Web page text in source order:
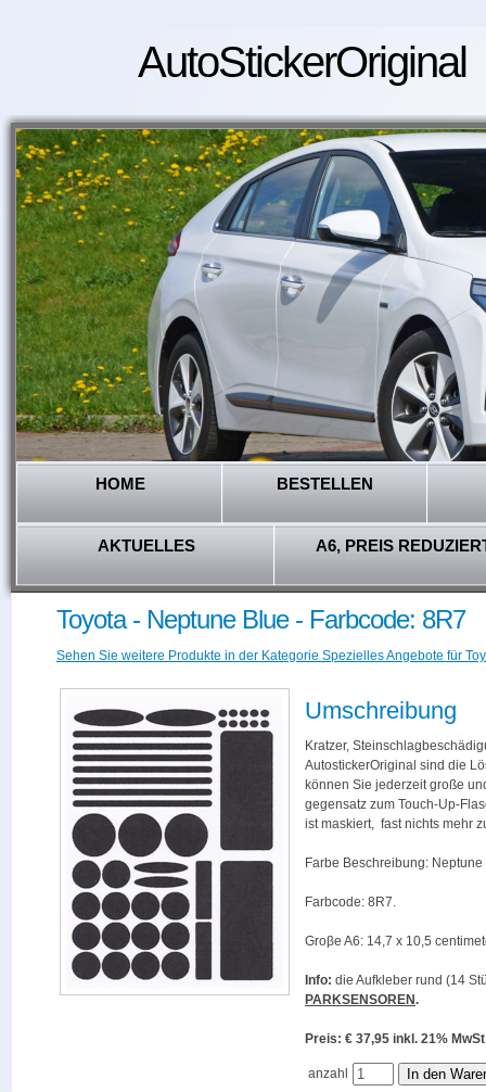
AutoStickerOriginal
HOME BESTELLEN
AKTUELLES A6, PREIS
Toyota - Neptune Blue - Farbcode: 8R7
Sehen Sie weitere Produkte in der Kategorie Spezielles Angebote für
Umschreibung
Kratzer,
AutostickerOriginal sind die
können Sie jederzeit große
gegensatz zum Touch-Up-
ist maskiert, fast nichts mehr
Farbe Beschreibung: Neptune
Farbcode: 8R7.
Groβe A6: 14,7 x 10,5
Info: die Aufkleber rund (14
PARKSENSOREN.
Preis: € 37,95 inkl. 21%
anzahl